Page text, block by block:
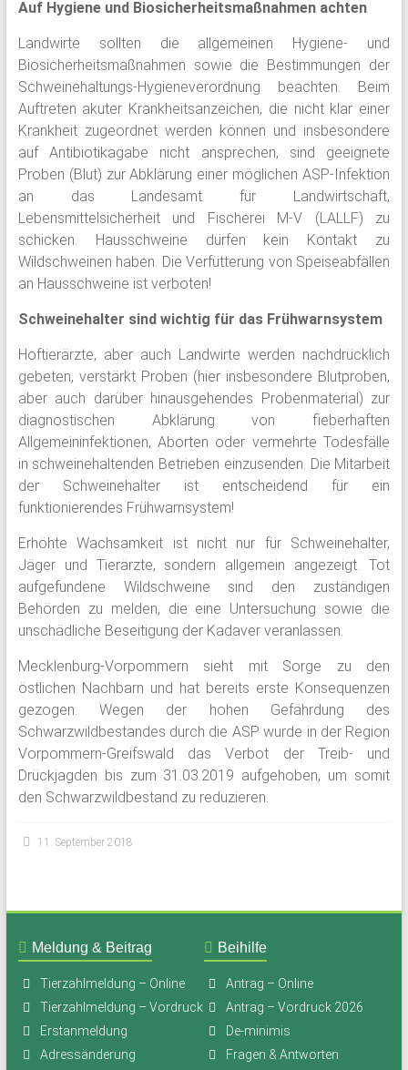
Auf Hygiene und Biosicherheitsmaßnahmen achten
Landwirte sollten die allgemeinen Hygiene- und
Biosicherheitsmaßnahmen sowie die Bestimmungen der
Schweinehaltungs-Hygieneverordnung beachten. Beim
Auftreten akuter Krankheitsanzeichen, die nicht klar einer
Krankheit zugeordnet werden können und insbesondere
auf Antibiotikagabe nicht ansprechen, sind geeignete
Proben (Blut) zur Abklärung einer möglichen ASP-Infektion
an das Landesamt für Landwirtschaft,
Lebensmittelsicherheit und Fischerei M-V (LALLF) zu
schicken. Hausschweine dürfen kein Kontakt zu
Wildschweinen haben. Die Verfütterung von Speiseabfällen
an Hausschweine ist verboten!
Schweinehalter sind wichtig für das Frühwarnsystem
Hoftierärzte, aber auch Landwirte werden nachdrücklich
gebeten, verstärkt Proben (hier insbesondere Blutproben,
aber auch darüber hinausgehendes Probenmaterial) zur
diagnostischen Abklärung von fieberhaften
Allgemeininfektionen, Aborten oder vermehrte Todesfälle
in schweinehaltenden Betrieben einzusenden. Die Mitarbeit
der Schweinehalter ist entscheidend für ein
funktionierendes Frühwarnsystem!
Erhöhte Wachsamkeit ist nicht nur für Schweinehalter,
Jäger und Tierärzte, sondern allgemein angezeigt. Tot
aufgefundene Wildschweine sind den zuständigen
Behörden zu melden, die eine Untersuchung sowie die
unschädliche Beseitigung der Kadaver veranlassen.
Mecklenburg-Vorpommern sieht mit Sorge zu den
östlichen Nachbarn und hat bereits erste Konsequenzen
gezogen. Wegen der hohen Gefährdung des
Schwarzwildbestandes durch die ASP wurde in der Region
Vorpommern-Greifswald das Verbot der Treib- und
Drückjagden bis zum 31.03.2019 aufgehoben, um somit
den Schwarzwildbestand zu reduzieren.
11. September 2018
Meldung & Beitrag
Tierzahlmeldung – Online
Tierzahlmeldung – Vordruck
Erstanmeldung
Adressänderung
Beihilfe
Antrag – Online
Antrag – Vordruck 2026
De-minimis
Fragen & Antworten